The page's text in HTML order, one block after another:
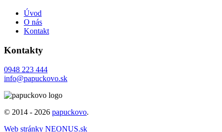
Úvod
O nás
Kontakt
Kontakty
0948 223 444
info@papuckovo.sk
© 2014 - 2026 papuckovo.
Web stránky NEONUS.sk